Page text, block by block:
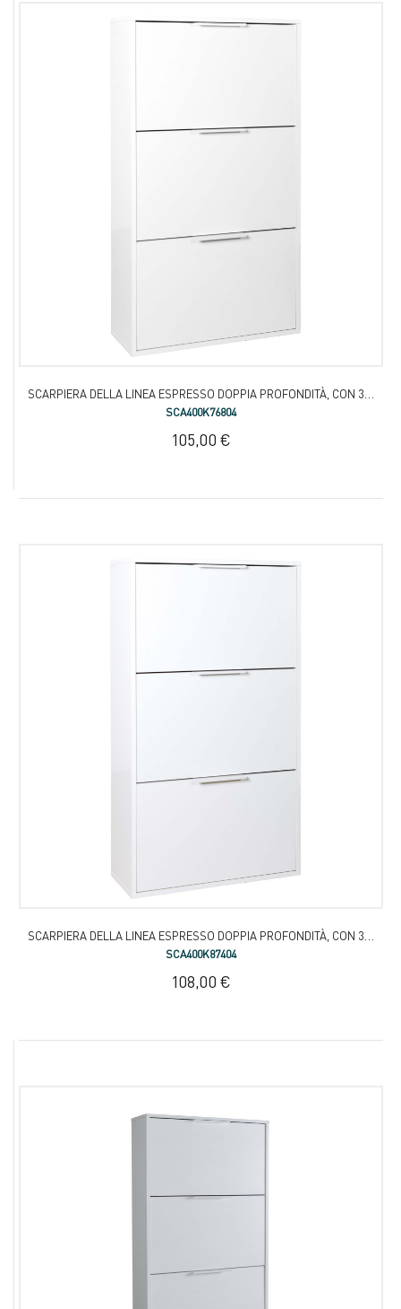
SCA400K76804
105,00 €
SCA400K87404
108,00 €